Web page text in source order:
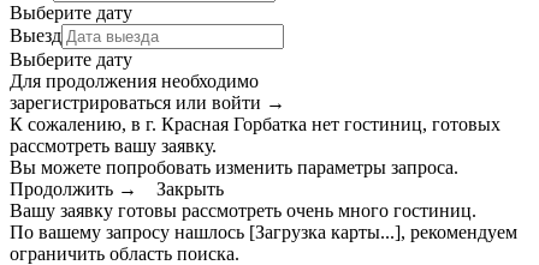
Выберите дату
Выезд
Выберите дату
Для продолжения необходимо
зарегистрироваться или войти →
К сожалению, в г. Красная Горбатка нет гостиниц, готовых
рассмотреть вашу заявку.
Вы можете попробовать изменить параметры запроса.
Продолжить →
Закрыть
Вашу заявку готовы рассмотреть очень много гостиниц.
По вашему запросу нашлось [Загрузка карты...], рекомендуем
ограничить область поиска.